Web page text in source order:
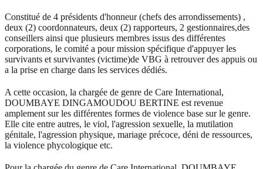
Constitué de 4 présidents d'honneur (chefs des arrondissements) ,
deux (2) coordonnateurs, deux (2) rapporteurs, 2 gestionnaires,des
conseillers ainsi que plusieurs membres issus des différentes
corporations, le comité a pour mission spécifique d'appuyer les
survivants et survivantes (victime)de VBG à retrouver des appuis ou
a la prise en charge dans les services dédiés.
A cette occasion, la chargée de genre de Care International,
DOUMBAYE DINGAMOUDOU BERTINE est revenue
amplement sur les différentes formes de violence base sur le genre.
Elle cite entre autres, le viol, l'agression sexuelle, la mutilation
génitale, l'agression physique, mariage précoce, déni de ressources,
la violence phycologique etc.